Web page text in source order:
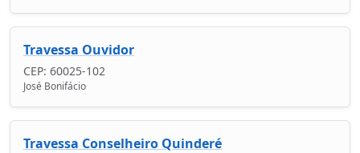
Travessa Ouvidor
CEP: 60025-102
José Bonifácio
Travessa Conselheiro Quinderé